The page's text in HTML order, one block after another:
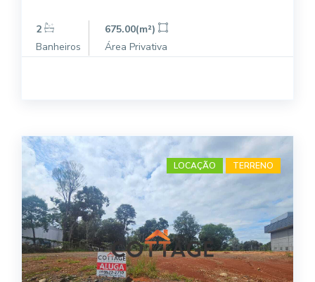
2
Banheiros
675.00(m²)
Área Privativa
LOCAÇÃO TERRENO